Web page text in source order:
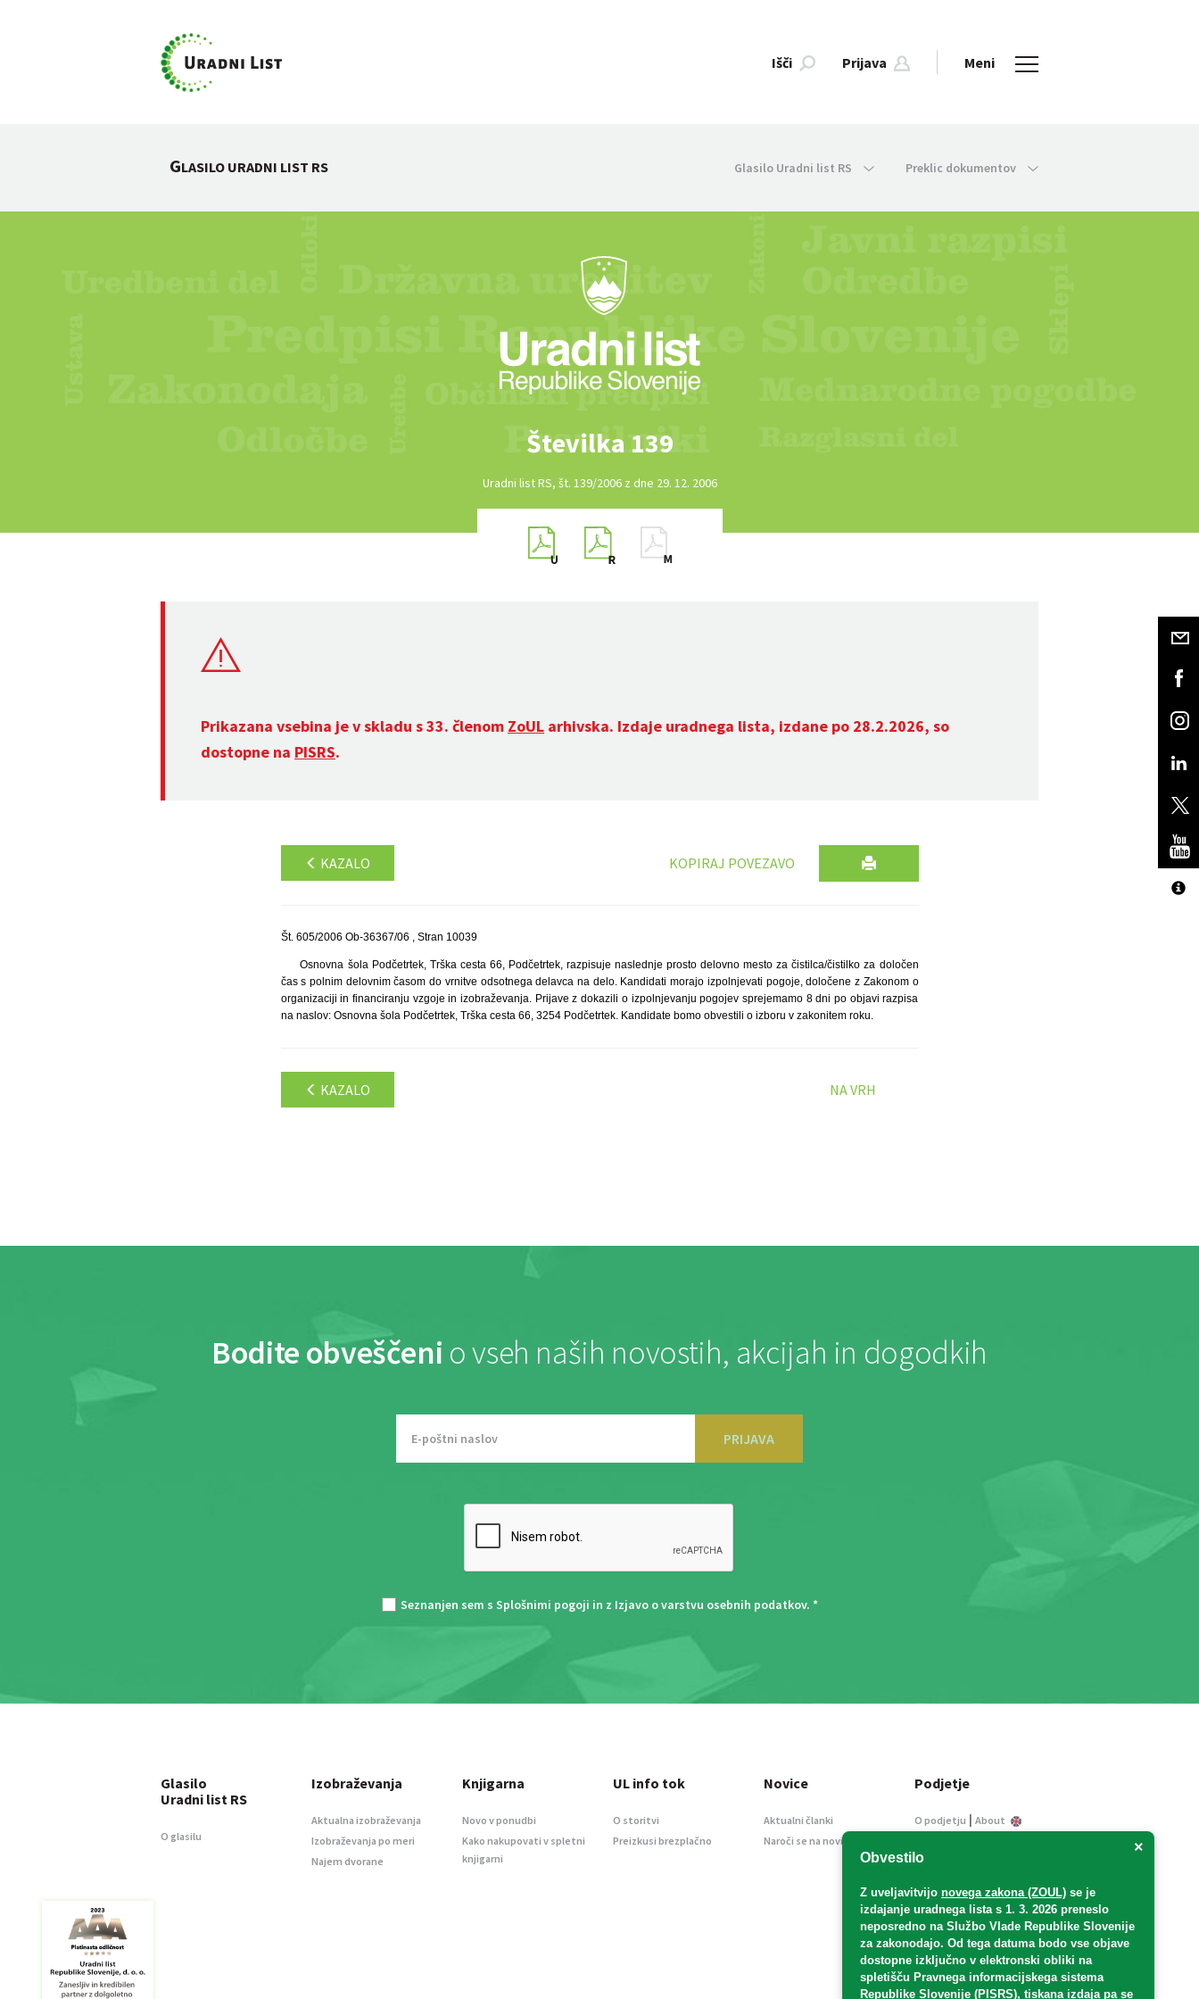
Išči Prijava Meni
GLASILO URADNI LIST RS Glasilo Uradni list RS Preklic dokumentov
Številka 139
Uradni list RS, št. 139/2006 z dne 29. 12. 2006
Prikazana vsebina je v skladu s 33. členom ZoUL arhivska. Izdaje uradnega lista, izdane po 28.2.2026, so
dostopne na PISRS.
KAZALO KOPIRAJ POVEZAVO
Št. 605/2006 Ob-36367/06 , Stran 10039
Osnovna šola Podčetrtek, Trška cesta 66, Podčetrtek, razpisuje naslednje prosto delovno mesto za čistilca/čistilko za določen
čas s polnim delovnim časom do vrnitve odsotnega delavca na delo. Kandidati morajo izpolnjevati pogoje, določene z Zakonom o
organizaciji in financiranju vzgoje in izobraževanja. Prijave z dokazili o izpolnjevanju pogojev sprejemamo 8 dni po objavi razpisa
na naslov: Osnovna šola Podčetrtek, Trška cesta 66, 3254 Podčetrtek. Kandidate bomo obvestili o izboru v zakonitem roku.
KAZALO NA VRH
Bodite obveščeni o vseh naših novostih, akcijah in dogodkih
PRIJAVA
Seznanjen sem s Splošnimi pogoji in z Izjavo o varstvu osebnih podatkov. *
×
Obvestilo
Z uveljavitvijo novega zakona (ZOUL) se je
izdajanje uradnega lista s 1. 3. 2026 preneslo
neposredno na Službo Vlade Republike Slovenije
za zakonodajo. Od tega datuma bodo vse objave
dostopne izključno v elektronski obliki na
spletišču Pravnega informacijskega sistema
Republike Slovenije (PISRS), tiskana izdaja pa se
Glasilo
Uradni list RS
O glasilu
Izobraževanja
Aktualna izobraževanja
Izobraževanja po meri
Najem dvorane
Knjigarna
Novo v ponudbi
Kako nakupovati v spletni
knjigarni
UL info tok
O storitvi
Preizkusi brezplačno
Novice
Aktualni članki
Naroči se na novice
Podjetje
O podjetju | About
Informacije javnega
Oglaševanje
Splošni pogoji
Izjava o varstvu osebnih
podatkov
E-dražbe